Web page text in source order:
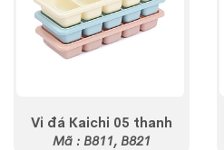
Vỉ đá Kaichi 05 thanh
Mã : B811, B821